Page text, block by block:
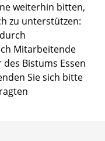
weiterhin bitten,
zu unterstützen:
Mitarbeitende
Bistums Essen
Sie sich bitte